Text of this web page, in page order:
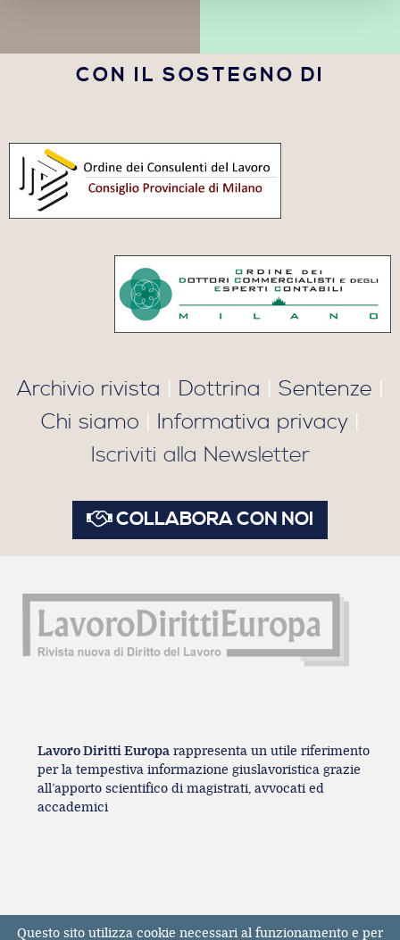
CON IL SOSTEGNO DI
Archivio rivista | Dottrina | Sentenze |
Chi siamo | Informativa privacy|
Iscriviti alla Newsletter
COLLABORA CON NOI
Lavoro Diritti Europa rappresenta un utile riferimento
per la tempestiva informazione giuslavoristica grazie
all’apporto scientifico di magistrati, avvocati ed
accademici
Questo sito utilizza cookie necessari al funzionamento e per